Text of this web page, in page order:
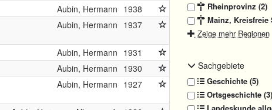
Aubin, Hermann 1938
Aubin, Hermann 1937
Aubin, Hermann 1931
Aubin, Hermann 1930
Aubin, Hermann 1927
Rheinprovinz (2)
Mainz, Kreisfreie
Zeige mehr Regionen
Sachgebiete
Geschichte (5)
Ortsgeschichte (3)